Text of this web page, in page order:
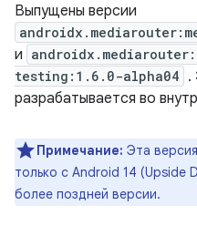
Выпущены версии
и
testing:1.6.0-alpha04 .
разрабатывается во
Примечание: Эта
только с Android 14 (Upside
более поздней версии.